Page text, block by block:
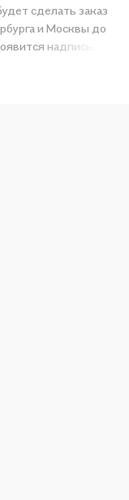
сделать заказ
и Москвы до
надпись
Например,
с нами,